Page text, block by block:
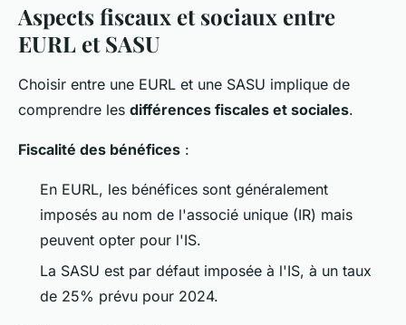
Aspects fiscaux et sociaux entre
EURL et SASU
Choisir entre une EURL et une SASU implique de
comprendre les différences fiscales et sociales.
Fiscalité des bénéfices :
En EURL, les bénéfices sont généralement
imposés au nom de l'associé unique (IR) mais
peuvent opter pour l'IS.
La SASU est par défaut imposée à l'IS, à un taux
de 25% prévu pour 2024.